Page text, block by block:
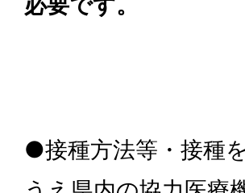
●接種方法等・接種